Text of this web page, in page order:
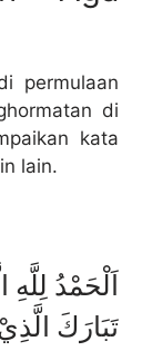
permulaan
di
kata
lain.
اَلْحَمْدُ لِلَّهِ
تَبَارَكَ